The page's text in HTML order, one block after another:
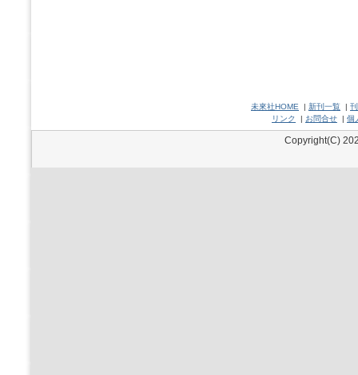
未來社HOME | 新刊一覧 |
リンク
| お問合せ | 個
Copyright(C)